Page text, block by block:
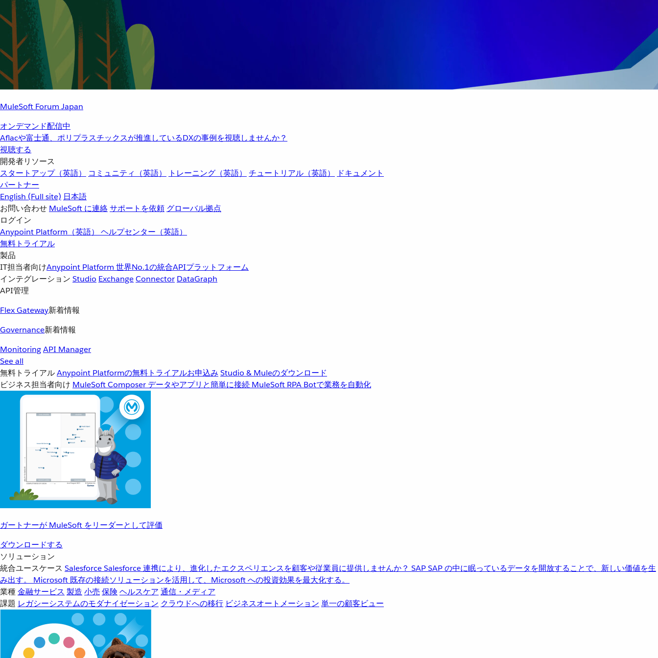
MuleSoft Forum Japan
オンデマンド配信中
Aflacや富士通、ポリプラスチックスが推進しているDXの事例を視聴しませんか？
視聴する
開発者リソース
スタートアップ（英語）
コミュニティ（英語） トレーニング（英語） チュートリアル（英語）
ドキュメント
パートナー
English (Full site) 日本語
お問い合わせ MuleSoft に連絡サポートを依頼 グローバル拠点
ログイン
Anypoint Platform（英語） ヘルプセンター（英語）
無料トライアル
製品
IT担当者向けAnypoint Platform 世界No.1の統合APIプラットフォーム
インテグレーション Studio ExchangeConnector DataGraph
API管理
Flex Gateway新着情報
Governance新着情報
MonitoringAPI Manager
See all
無料トライアルAnypoint Platformの無料トライアルお申込み Studio & Muleのダウンロード
ビジネス担当者向け MuleSoft Composer データやアプリと簡単に接続 MuleSoft RPA Botで業務を自動化
ガートナーが MuleSoft をリーダーとして評価
ダウンロードする
ソリューション
統合ユースケース SalesforceSalesforce 連携により、進化したエクスペリエンスを顧客や従業員に提供しませんか？ SAPSAP の中に眠っているデータを開放することで、新しい価値を生
み出す。
Microsoft 既存の接続ソリューションを活用して、Microsoft への投資効果を最大化する。
業種金融サービス 製造 小売 保険 ヘルスケア 通信・メディア
課題 レガシーシステムのモダナイゼーション クラウドへの移行 ビジネスオートメーション 単一の顧客ビュー